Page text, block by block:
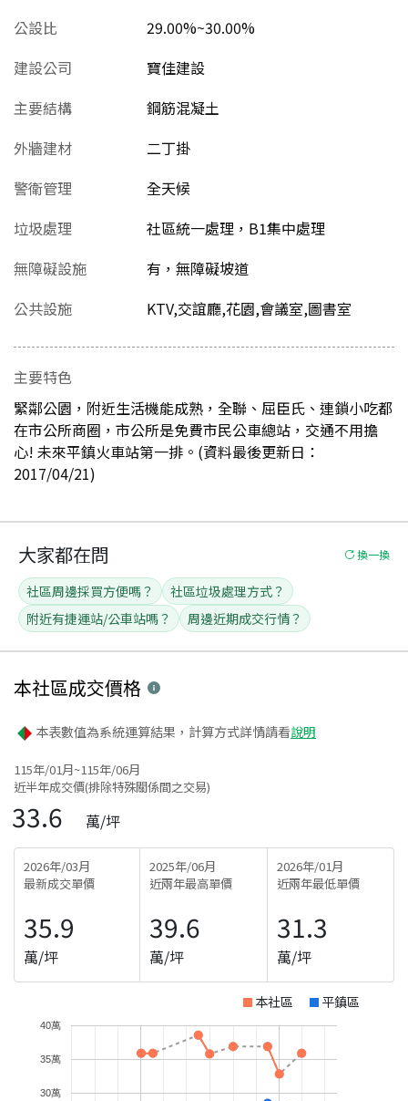
公設比
29.00%~30.00%
建設公司
寶佳建設
主要結構
鋼筋混凝土
外牆建材
二丁掛
警衛管理
全天候
垃圾處理
社區統一處理，B1集中處理
無障礙設施
有，無障礙坡道
公共設施
KTV,交誼廳,花園,會議室,圖書室
主要特色
緊鄰公園，附近生活機能成熟，全聯、屈臣氏、連鎖小吃都
在市公所商圈，市公所是免費市民公車總站，交通不用擔
心! 未來平鎮火車站第一排。(資料最後更新日：
2017/04/21)
大家都在問 換一換
社區周邊採買方便嗎？
社區垃圾處理方式？
附近有捷運站/公車站嗎？
周邊近期成交行情？
本社區成交價格
本表數值為系統運算結果，計算方式詳情請看說明
115年/01月~115年/06月
近半年成交價(排除特殊關係間之交易)
33.6 萬/坪
2026年/03月
最新成交單價
35.9
萬/坪
2025年/06月
近兩年最高單價
39.6
萬/坪
2026年/01月
近兩年最低單價
31.3
萬/坪
本社區 平鎮區
30萬
35萬
40萬